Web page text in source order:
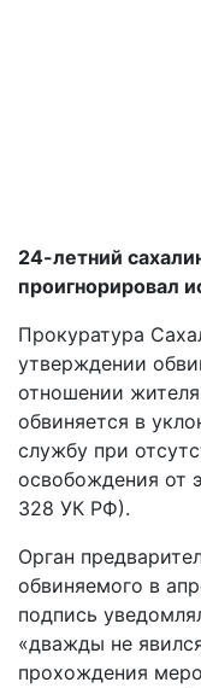
24-летний
проигнорировал
Прокуратура
утверждении
отношении
обвиняется в
службу при
освобождения от
328 УК РФ).
Орган
обвиняемого в
подпись
«дважды не
прохождения